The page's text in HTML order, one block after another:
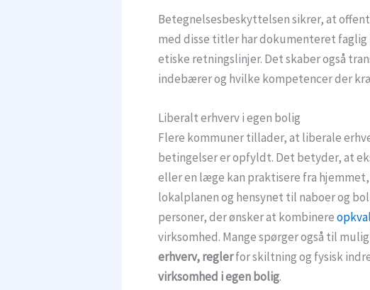
Betegnelsesbeskyttelsen sikrer, at
med disse titler har dokumenteret
etiske retningslinjer. Det skaber også
indebærer og hvilke kompetencer der
Liberalt erhverv i egen bolig
Flere kommuner tillader, at liberale
betingelser er opfyldt. Det betyder, at
eller en læge kan praktisere fra
lokalplanen og hensynet til naboer og
personer, der ønsker at kombinere
virksomhed. Mange spørger også til
erhverv, reglerfor skiltning og fysisk
virksomhed i egen bolig.